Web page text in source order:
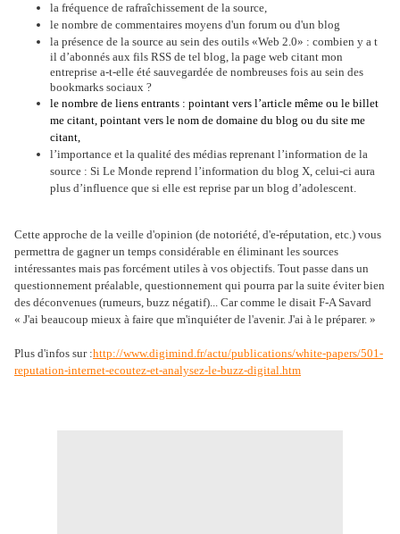
la fréquence de rafraîchissement de la source,
le nombre de commentaires moyens d'un forum ou d'un blog
la présence de la source au sein des outils «Web 2.0» : combien y a t
il d’abonnés aux fils RSS de tel blog, la page web citant mon
entreprise a-t-elle été sauvegardée de nombreuses fois au sein des
bookmarks sociaux ?
le nombre de liens entrants : pointant vers l’article même ou le billet
me citant, pointant vers le nom de domaine du blog ou du site me
citant,
l’importance et la qualité des médias reprenant l’information de la
source : Si Le Monde reprend l’information du blog X, celui-ci aura
plus d’influence que si elle est reprise par un blog d’adolescent.
Cette approche de la veille d'opinion (de notoriété, d'e-réputation, etc.) vous
permettra de gagner un temps considérable en éliminant les sources
intéressantes mais pas forcément utiles à vos objectifs. Tout passe dans un
questionnement préalable, questionnement qui pourra par la suite éviter bien
des déconvenues (rumeurs, buzz négatif)... Car comme le disait F-A Savard
« J'ai beaucoup mieux à faire que m'inquiéter de l'avenir. J'ai à le préparer. »
Plus d'infos sur :http://www.digimind.fr/actu/publications/white-papers/501-
reputation-internet-ecoutez-et-analysez-le-buzz-digital.htm